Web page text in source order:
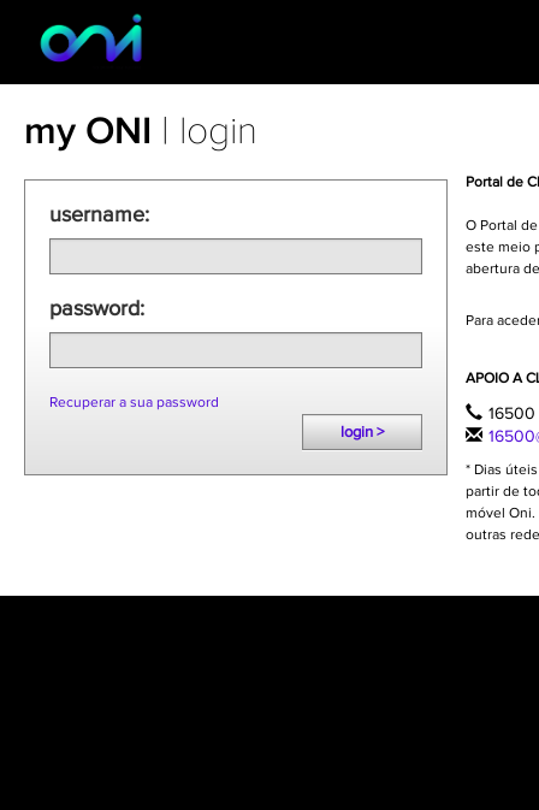
my ONI | login
username:
password:
Recuperar a sua password
login >
Portal de
O Portal
este meio
abertura
Para
APOIO A
16500
* Dias
partir de
móvel Oni.
outras